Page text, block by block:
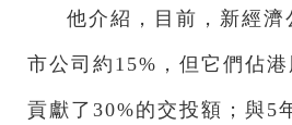
他介紹，目前，新經濟
市公司約15%，但它們佔港
貢獻了30%的交投額；與5